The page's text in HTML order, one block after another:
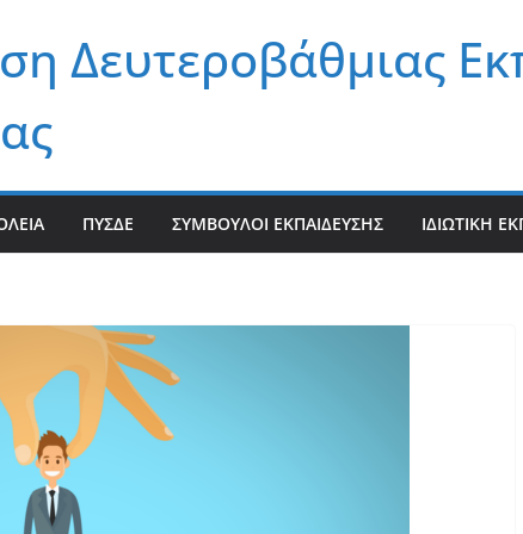
Δευτεροβάθμιας
ΠΥΣΔΕ ΣΎΜΒΟΥΛΟΙ ΕΚΠΑΊΔΕΥΣΗΣ ΙΔΙΩΤΙΚΉ